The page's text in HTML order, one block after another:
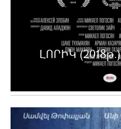
ԼՈՐԻԿ (2018թ.)